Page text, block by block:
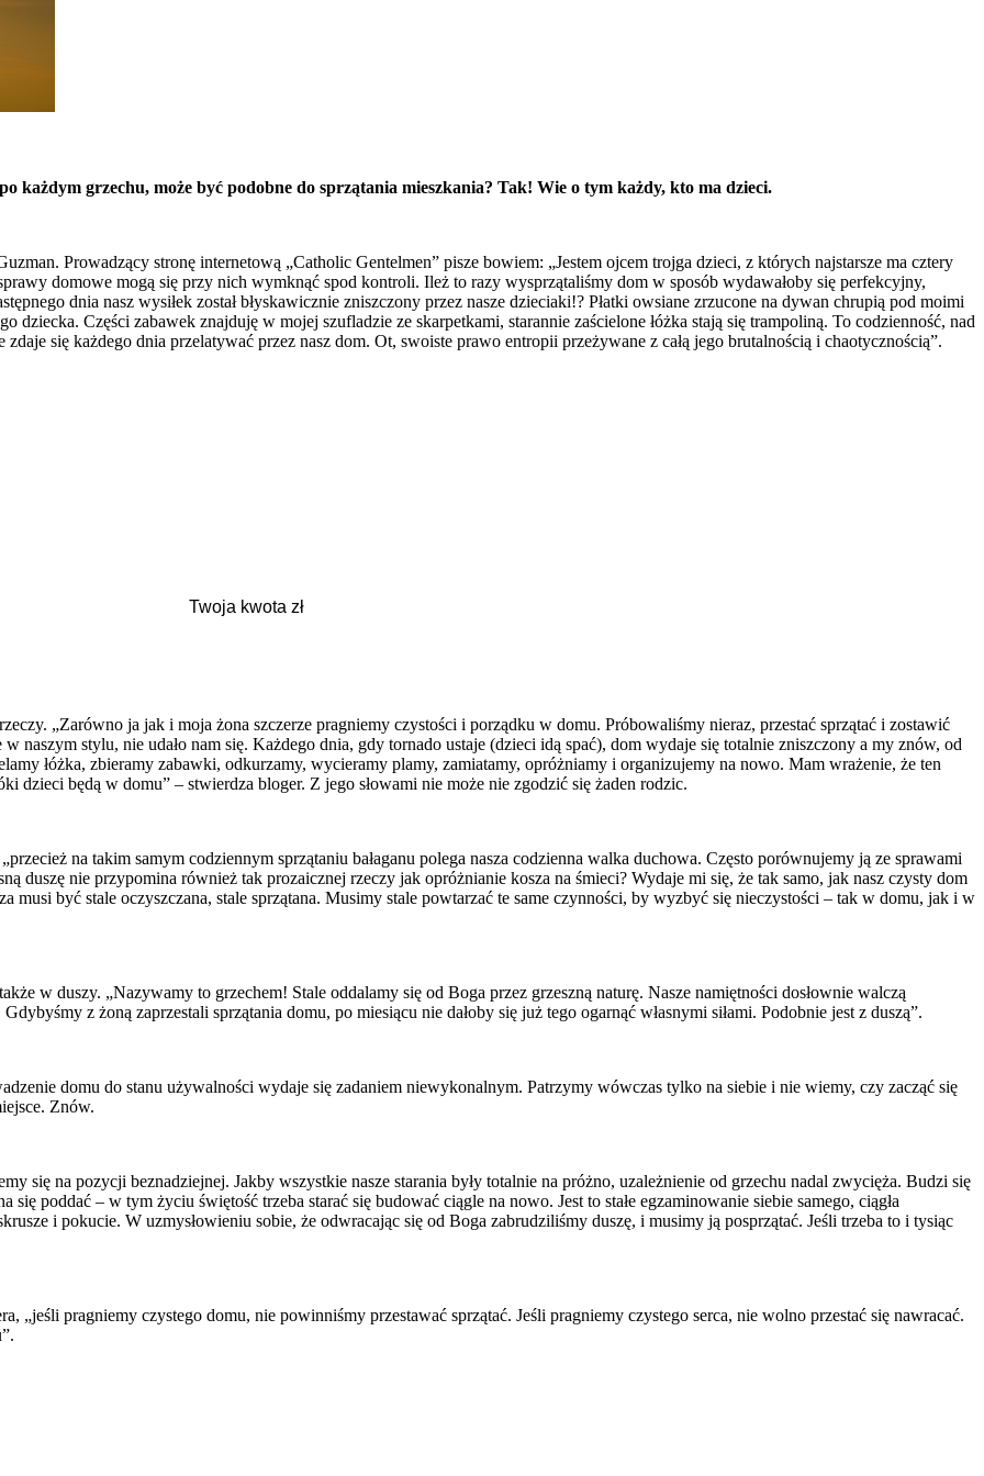
każdym grzechu, może być podobne do sprzątania mieszkania? Tak! Wie o tym każdy, kto ma dzieci.
Prowadzący stronę internetową „Catholic Gentelmen” pisze bowiem: „Jestem ojcem trojga dzieci, z których najstarsze ma cztery
domowe mogą się przy nich wymknąć spod kontroli. Ileż to razy wysprzątaliśmy dom w sposób wydawałoby się perfekcyjny,
dnia nasz wysiłek został błyskawicznie zniszczony przez nasze dzieciaki!? Płatki owsiane zrzucone na dywan chrupią pod moimi
dziecka. Części zabawek znajduję w mojej szufladzie ze skarpetkami, starannie zaścielone łóżka stają się trampoliną. To codzienność, nad
się każdego dnia przelatywać przez nasz dom. Ot, swoiste prawo entropii przeżywane z całą jego brutalnością i chaotycznością”.
„Zarówno ja jak i moja żona szczerze pragniemy czystości i porządku w domu. Próbowaliśmy nieraz, przestać sprzątać i zostawić
stylu, nie udało nam się. Każdego dnia, gdy tornado ustaje (dzieci idą spać), dom wydaje się totalnie zniszczony a my znów, od
łóżka, zbieramy zabawki, odkurzamy, wycieramy plamy, zamiatamy, opróżniamy i organizujemy na nowo. Mam wrażenie, że ten
dzieci będą w domu” – stwierdza bloger. Z jego słowami nie może nie zgodzić się żaden rodzic.
na takim samym codziennym sprzątaniu bałaganu polega nasza codzienna walka duchowa. Często porównujemy ją ze sprawami
duszę nie przypomina również tak prozaicznej rzeczy jak opróżnianie kosza na śmieci? Wydaje mi się, że tak samo, jak nasz czysty dom
musi być stale oczyszczana, stale sprzątana. Musimy stale powtarzać te same czynności, by wyzbyć się nieczystości – tak w domu, jak i w
w duszy. „Nazywamy to grzechem! Stale oddalamy się od Boga przez grzeszną naturę. Nasze namiętności dosłownie walczą
z żoną zaprzestali sprzątania domu, po miesiącu nie dałoby się już tego ogarnąć własnymi siłami. Podobnie jest z duszą”.
domu do stanu używalności wydaje się zadaniem niewykonalnym. Patrzymy wówczas tylko na siebie i nie wiemy, czy zacząć się
Znów.
się na pozycji beznadziejnej. Jakby wszystkie nasze starania były totalnie na próżno, uzależnienie od grzechu nadal zwycięża. Budzi się
poddać – w tym życiu świętość trzeba starać się budować ciągle na nowo. Jest to stałe egzaminowanie siebie samego, ciągła
i pokucie. W uzmysłowieniu sobie, że odwracając się od Boga zabrudziliśmy duszę, i musimy ją posprzątać. Jeśli trzeba to i tysiąc
„jeśli pragniemy czystego domu, nie powinniśmy przestawać sprzątać. Jeśli pragniemy czystego serca, nie wolno przestać się nawracać.